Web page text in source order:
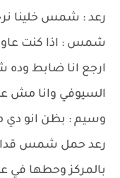
رعد : شمس خلينا
شمس : اذا كنت
ارجع انا ضابط
السيوفي وانا مش
وسيم : بظن انو دي
رعد حمل شمس قدام
بالمركز وحطها في